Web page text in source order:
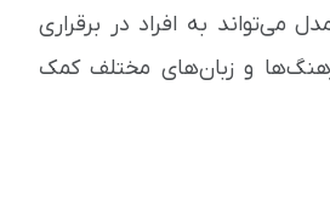
می‌تواند به افراد در برقراری
فرهنگ‌ها و زبان‌های مختلف کمک